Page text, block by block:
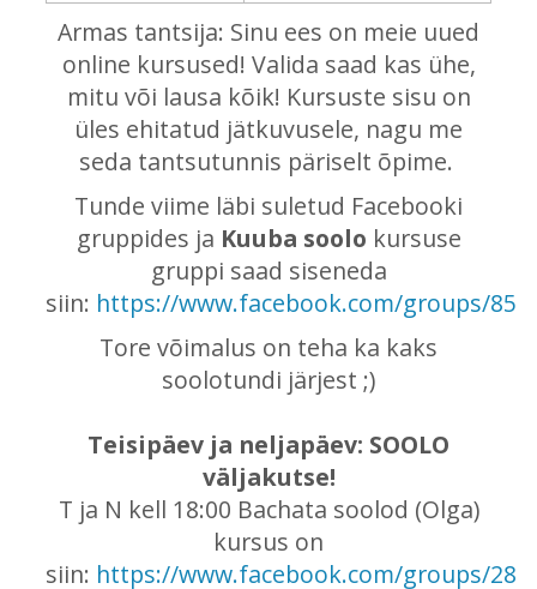
Armas tantsija: Sinu ees on meie uued
online kursused! Valida saad kas ühe,
mitu või lausa kõik! Kursuste sisu on
üles ehitatud jätkuvusele, nagu me
seda tantsutunnis päriselt õpime.
Tunde viime läbi suletud Facebooki
gruppides ja Kuuba soolo kursuse
gruppi saad siseneda
siin: https://www.facebook.com/groups/
Tore võimalus on teha ka kaks
soolotundi järjest ;)
Teisipäev ja neljapäev: SOOLO
väljakutse!
T ja N kell 18:00 Bachata soolod (Olga)
kursus on
siin: https://www.facebook.com/groups/